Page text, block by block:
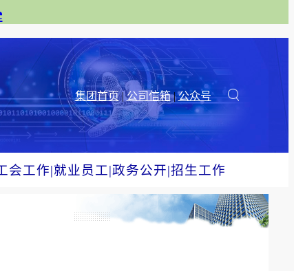
集团首页|公司信箱|公众号
会工作|就业员工|政务公开|招生工作